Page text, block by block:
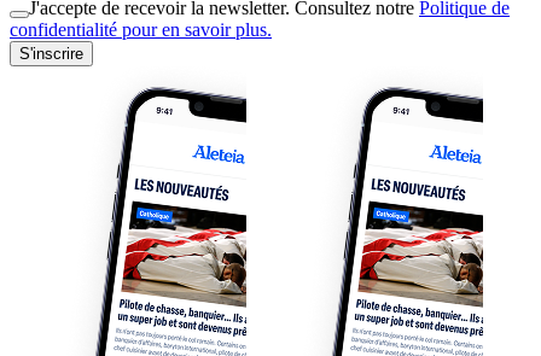
J'accepte de recevoir la newsletter. Consultez notre Politique de
confidentialité pour en savoir plus.
S'inscrire